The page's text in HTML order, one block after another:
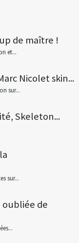
de maître !
et...
Nicolet skin...
sur...
Skeleton...
sur...
oubliée de